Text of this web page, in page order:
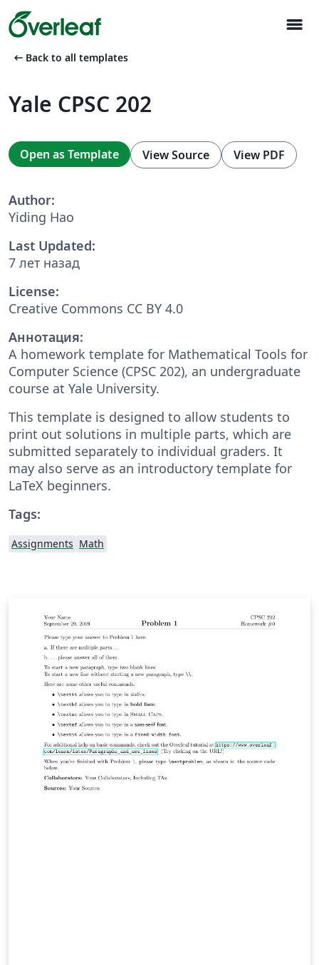
menu
arrow_left_alt Back to all templates
Yale CPSC 202
Open as Template View Source View PDF
Author:
Yiding Hao
Last Updated:
7 лет назад
License:
Creative Commons CC BY 4.0
Аннотация:
A homework template for Mathematical Tools for
Computer Science (CPSC 202), an undergraduate
course at Yale University.
This template is designed to allow students to
print out solutions in multiple parts, which are
submitted separately to individual graders. It
may also serve as an introductory template for
LaTeX beginners.
Tags:
Assignments Math